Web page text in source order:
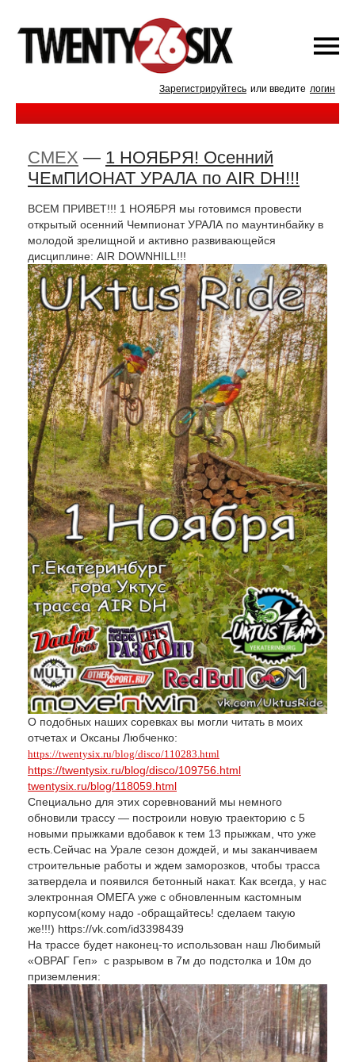
Зарегистрируйтесь или введите логин
CMEX — 1 НОЯБРЯ! Осенний
ЧЕмПИОНАТ УРАЛА по AIR DH!!!
ВСЕМ ПРИВЕТ!!! 1 НОЯБРЯ мы готовимся провести
открытый осенний Чемпионат УРАЛА по маунтинбайку в
молодой зрелищной и активно развивающейся
дисциплине: AIR DOWNHILL!!!
О подобных наших соревках вы могли читать в моих
отчетах и Оксаны Любченко:
https://twentysix.ru/blog/disco/110283.html
https://twentysix.ru/blog/disco/109756.html
twentysix.ru/blog/118059.html
Специально для этих соревнований мы немного
обновили трассу — построили новую траекторию с 5
новыми прыжками вдобавок к тем 13 прыжкам, что уже
есть.Сейчас на Урале сезон дождей, и мы заканчиваем
строительные работы и ждем заморозков, чтобы трасса
затвердела и появился бетонный накат. Как всегда, у нас
электронная ОМЕГА уже с обновленным кастомным
корпусом(кому надо -обращайтесь! сделаем такую
же!!!) https://vk.com/id3398439
На трассе будет наконец-то использован наш Любимый
«ОВРАГ Геп» с разрывом в 7м до подстолка и 10м до
приземления: